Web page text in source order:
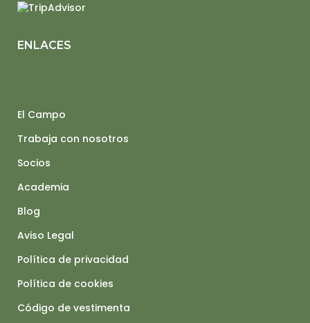
ENLACES
El Campo
Trabaja con nosotros
Socios
Academia
Blog
Aviso Legal
Política de privacidad
Política de cookies
Código de vestimenta